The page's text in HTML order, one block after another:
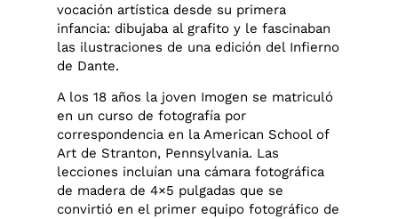
vocación artística desde su primera
infancia: dibujaba al grafito y le fascinaban
las ilustraciones de una edición del Infierno
de Dante.
A los 18 años la joven Imogen se matriculó
en un curso de fotografía por
correspondencia en la American School of
Art de Stranton, Pennsylvania. Las
lecciones incluían una cámara fotográfica
de madera de 4×5 pulgadas que se
convirtió en el primer equipo fotográfico de